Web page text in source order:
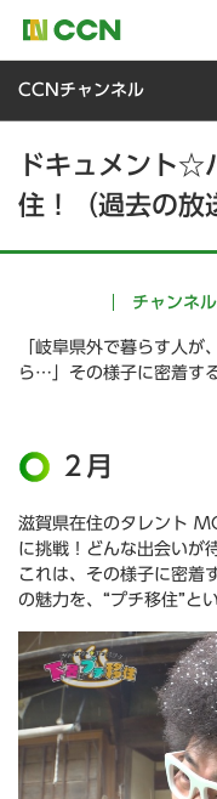
CCNチャンネル
ドキュメント
住！（過去の放
チャンネ
「岐阜県外で暮らす人が
ら…」その様子に密着す
２月
滋賀県在住のタレント
に挑戦！どんな出会いが
これは、その様子に密着
の魅力を、“プチ移住”と